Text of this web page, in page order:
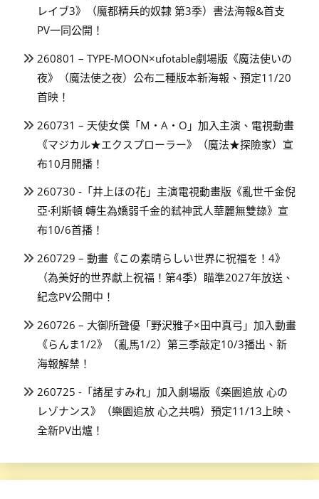
レイブ3》（魔都精兵的奴隸 第3季）書法海報&首支
PV一同公開！
260801 – TYPE-MOON×ufotable劇場版《魔法使いの
夜》（魔法使之夜）公布二種版本新海報、預定11/20
首映！
260731 – 天使女僕「M・A・O」加入主演、電視動畫
《マジカル★エクスプローラー》（魔法★探險家）宣
布10月開播！
260730 -「井上ほの花」主演電視動畫版《亂世千金倪
亞·利斯頓 轉生為嬌弱千金的弒神武人華麗無雙錄》宣
布10/6首播！
260729 – 動畫《この素晴らしい世界に祝福を！4》
（為美好的世界獻上祝福！第4季）瞄準2027年放送、
紀念PV公開中！
260726 – 大御所聲優「野沢雅子×田中真弓」加入動畫
《らんま1/2》（亂馬1/2）第三季敲定10/3播出、新
海報解禁！
260725 -「諸星すみれ」加入劇場版《楽園追放 心の
レゾナンス》（樂園追放 心之共鳴）預定11/13上映、
全新PV出爐！